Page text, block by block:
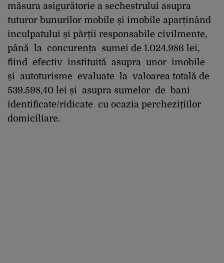
măsura asigurătorie a sechestrului asupra
tuturor bunurilor mobile și imobile aparținând
inculpatului și părții responsabile civilmente,
până la concurența sumei de 1.024.986 lei,
fiind efectiv instituită asupra unor imobile
și autoturisme evaluate la valoarea totală de
539.598,40 lei și asupra sumelor de bani
identificate/ridicate cu ocazia perchezițiilor
domiciliare.